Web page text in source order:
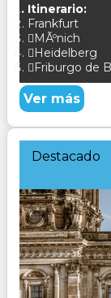
Itinerario:
Frankfurt
MÃºnich
Heidelberg
Friburgo de
Ver más
Destacado